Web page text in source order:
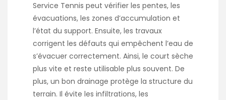
Service Tennis peut vérifier les pentes, les
évacuations, les zones d’accumulation et
l’état du support. Ensuite, les travaux
corrigent les défauts qui empêchent l’eau de
s’évacuer correctement. Ainsi, le court sèche
plus vite et reste utilisable plus souvent. De
plus, un bon drainage protège la structure du
terrain. Il évite les infiltrations, les